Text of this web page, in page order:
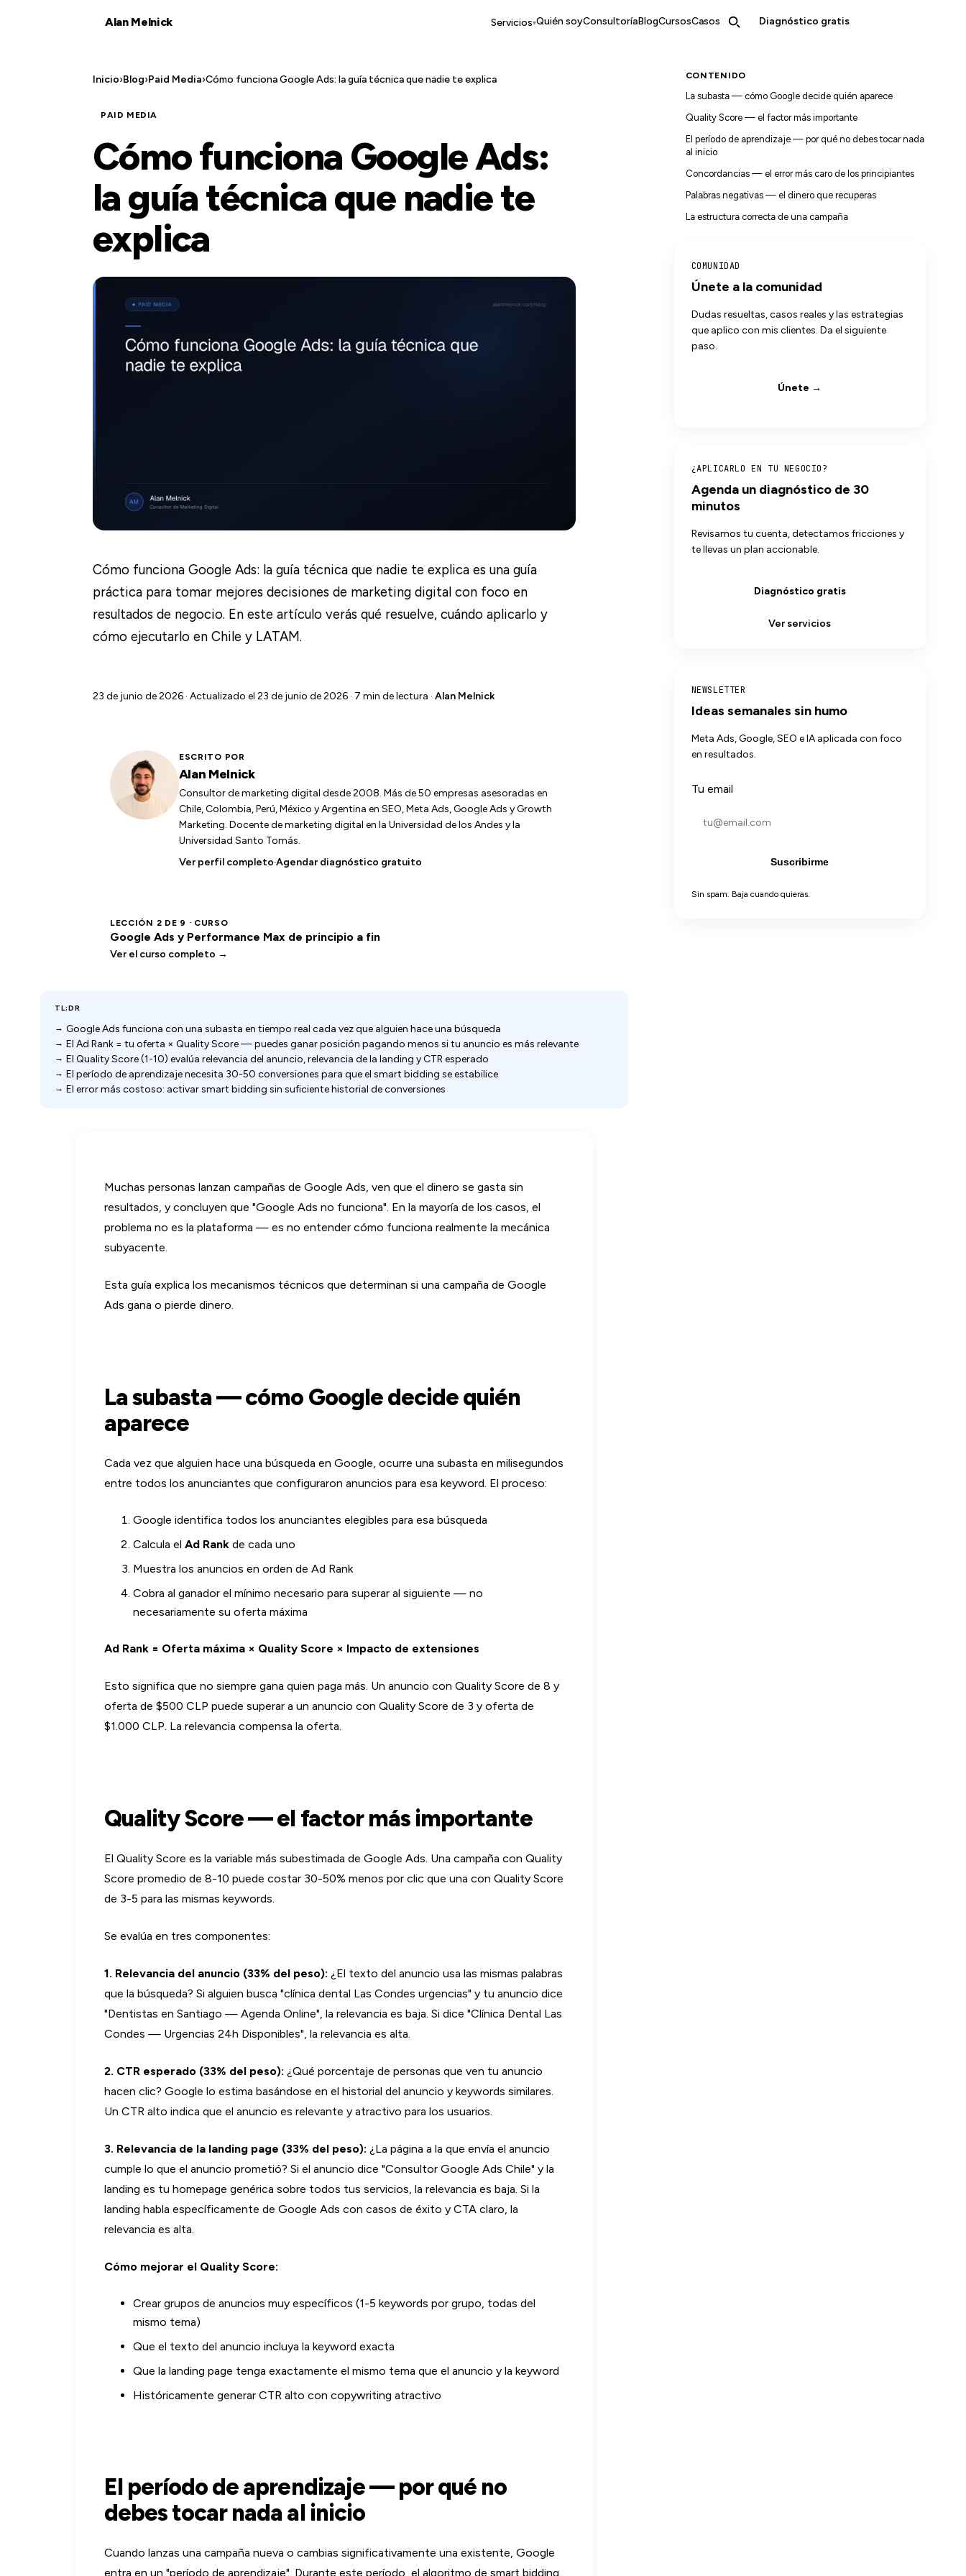
Alan Melnick Servicios▾Quién soyConsultoríaBlogCursosCasos Diagnóstico gratis
CONTENIDO
La subasta — cómo Google decide quién aparece
Quality Score — el factor más importante
El período de aprendizaje — por qué no debes tocar nada
al inicio
Concordancias — el error más caro de los principiantes
Palabras negativas — el dinero que recuperas
La estructura correcta de una campaña
COMUNIDAD
Únete a la comunidad
Dudas resueltas, casos reales y las estrategias
que aplico con mis clientes. Da el siguiente
paso.
Únete →
¿APLICARLO EN TU NEGOCIO?
Agenda un diagnóstico de 30
minutos
Revisamos tu cuenta, detectamos fricciones y
te llevas un plan accionable.
Diagnóstico gratis
Ver servicios
NEWSLETTER
Ideas semanales sin humo
Meta Ads, Google, SEO e IA aplicada con foco
en resultados.
Tu email
Suscribirme
Sin spam. Baja cuando quieras.
Inicio›Blog›Paid Media›Cómo funciona Google Ads: la guía técnica que nadie te explica
PAID MEDIA
Cómo funciona Google Ads:
la guía técnica que nadie te
explica
Cómo funciona Google Ads: la guía técnica que nadie te explica es una guía
práctica para tomar mejores decisiones de marketing digital con foco en
resultados de negocio. En este artículo verás qué resuelve, cuándo aplicarlo y
cómo ejecutarlo en Chile y LATAM.
23 de junio de 2026 · Actualizado el 23 de junio de 2026 · 7 min de lectura · Alan Melnick
ESCRITO POR
Alan Melnick
Consultor de marketing digital desde 2008. Más de 50 empresas asesoradas en
Chile, Colombia, Perú, México y Argentina en SEO, Meta Ads, Google Ads y Growth
Marketing. Docente de marketing digital en la Universidad de los Andes y la
Universidad Santo Tomás.
Ver perfil completo·Agendar diagnóstico gratuito
LECCIÓN 2 DE 9 · CURSO
Google Ads y Performance Max de principio a fin
Ver el curso completo →
TL;DR
Google Ads funciona con una subasta en tiempo real cada vez que alguien hace una búsqueda
El Ad Rank = tu oferta × Quality Score — puedes ganar posición pagando menos si tu anuncio es más relevante
El Quality Score (1-10) evalúa relevancia del anuncio, relevancia de la landing y CTR esperado
El período de aprendizaje necesita 30-50 conversiones para que el smart bidding se estabilice
El error más costoso: activar smart bidding sin suficiente historial de conversiones
Muchas personas lanzan campañas de Google Ads, ven que el dinero se gasta sin
resultados, y concluyen que "Google Ads no funciona". En la mayoría de los casos, el
problema no es la plataforma — es no entender cómo funciona realmente la mecánica
subyacente.
Esta guía explica los mecanismos técnicos que determinan si una campaña de Google
Ads gana o pierde dinero.
La subasta — cómo Google decide quién
aparece
Cada vez que alguien hace una búsqueda en Google, ocurre una subasta en milisegundos
entre todos los anunciantes que configuraron anuncios para esa keyword. El proceso:
Google identifica todos los anunciantes elegibles para esa búsqueda
Calcula el Ad Rankde cada uno
Muestra los anuncios en orden de Ad Rank
Cobra al ganador el mínimo necesario para superar al siguiente — no
necesariamente su oferta máxima
Ad Rank = Oferta máxima × Quality Score × Impacto de extensiones
Esto significa que no siempre gana quien paga más. Un anuncio con Quality Score de 8 y
oferta de $500 CLP puede superar a un anuncio con Quality Score de 3 y oferta de
$1.000 CLP. La relevancia compensa la oferta.
Quality Score — el factor más importante
El Quality Score es la variable más subestimada de Google Ads. Una campaña con Quality
Score promedio de 8-10 puede costar 30-50% menos por clic que una con Quality Score
de 3-5 para las mismas keywords.
Se evalúa en tres componentes:
1. Relevancia del anuncio (33% del peso): ¿El texto del anuncio usa las mismas palabras
que la búsqueda? Si alguien busca "clínica dental Las Condes urgencias" y tu anuncio dice
"Dentistas en Santiago — Agenda Online", la relevancia es baja. Si dice "Clínica Dental Las
Condes — Urgencias 24h Disponibles", la relevancia es alta.
2. CTR esperado (33% del peso): ¿Qué porcentaje de personas que ven tu anuncio
hacen clic? Google lo estima basándose en el historial del anuncio y keywords similares.
Un CTR alto indica que el anuncio es relevante y atractivo para los usuarios.
3. Relevancia de la landing page (33% del peso): ¿La página a la que envía el anuncio
cumple lo que el anuncio prometió? Si el anuncio dice "Consultor Google Ads Chile" y la
landing es tu homepage genérica sobre todos tus servicios, la relevancia es baja. Si la
landing habla específicamente de Google Ads con casos de éxito y CTA claro, la
relevancia es alta.
Cómo mejorar el Quality Score:
Crear grupos de anuncios muy específicos (1-5 keywords por grupo, todas del
mismo tema)
Que el texto del anuncio incluya la keyword exacta
Que la landing page tenga exactamente el mismo tema que el anuncio y la keyword
Históricamente generar CTR alto con copywriting atractivo
El período de aprendizaje — por qué no
debes tocar nada al inicio
Cuando lanzas una campaña nueva o cambias significativamente una existente, Google
entra en un "período de aprendizaje". Durante este período, el algoritmo de smart bidding